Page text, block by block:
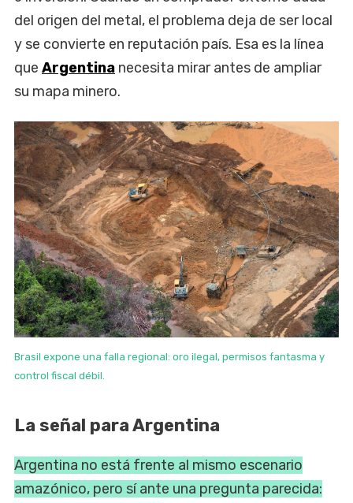
del origen del metal, el problema deja de ser local
y se convierte en reputación país. Esa es la línea
que Argentina necesita mirar antes de ampliar
su mapa minero.
Brasil expone una falla regional: oro ilegal, permisos fantasma y
control fiscal débil.
La señal para Argentina
Argentina no está frente al mismo escenario
amazónico, pero sí ante una pregunta parecida: